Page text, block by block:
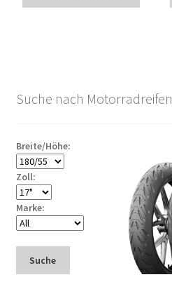
Suche nach Motorradreifen
Breite/Höhe:
Zoll:
Marke:
Suche